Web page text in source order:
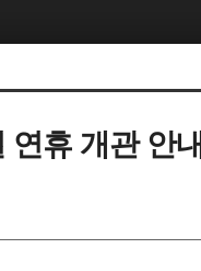
휴 개관 안내